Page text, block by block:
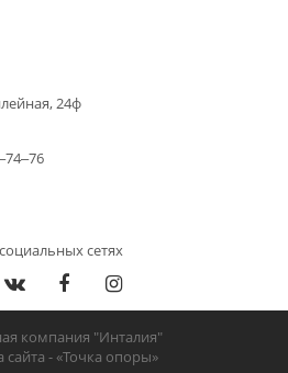
24ф
сетях
компания "Инталия"
сайта -«Точка опоры»